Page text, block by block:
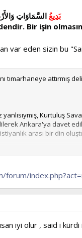
بَدِيعُ السَّمَاوَاتِ
Bir işin
var eden sizin bu
tımarhaneye attırmış
Kurtuluş
Ankara'ya davet
arası bir din
iyi olur , said i